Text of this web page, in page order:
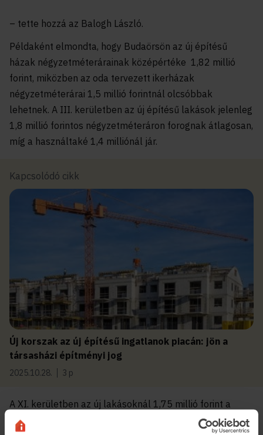
– tette hozzá az Balogh László.
Példaként elmondta, hogy Budaörsön az új építésű
házak négyzetméterárainak középértéke 1,82 millió
forint, miközben az oda tervezett ikerházak
négyzetméterárai 1,5 millió forintnál olcsóbbak
lehetnek. A III. kerületben az új építésű lakások jelenleg
1,8 millió forintos négyzetméteráron forognak átlagosan,
míg a használtaké 1,4 milliónál jár.
Kapcsolódó cikk
Új korszak az új építésű ingatlanok piacán: jön a
társasházi építményi jog
2025.10.28. 3 p
A XI. kerületben az új lakásoknál 1,75 millió forint a
négyzetméterárak középértéke, miközben a